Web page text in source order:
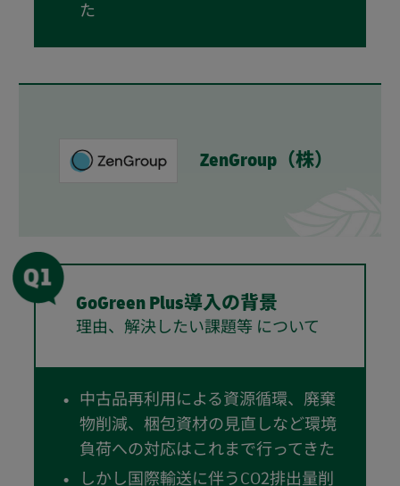
た
ZenGroup（株）
GoGreen Plus導入の背景
理由、解決したい課題等 について
中古品再利用による資源循環、廃棄
物削減、梱包資材の見直しなど環境
負荷への対応はこれまで行ってきた
しかし国際輸送に伴うCO2排出量削